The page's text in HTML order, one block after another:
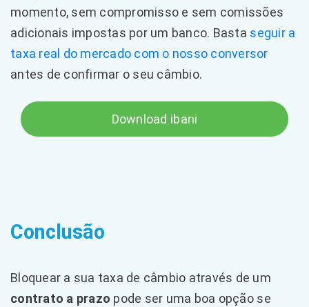
momento, sem compromisso e sem comissões
adicionais impostas por um banco. Basta seguir a
taxa real do mercado com o nosso conversor
antes de confirmar o seu câmbio.
Download ibani
Conclusão
Bloquear a sua taxa de câmbio através de um
contrato a prazo pode ser uma boa opção se